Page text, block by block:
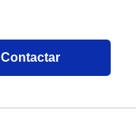
Contactar